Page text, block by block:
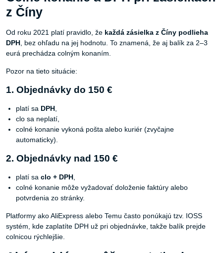
z Číny
Od roku 2021 platí pravidlo, že každá zásielka z Číny podlieha
DPH, bez ohľadu na jej hodnotu. To znamená, že aj balík za 2–3
eurá prechádza colným konaním.
Pozor na tieto situácie:
1. Objednávky do 150 €
platí sa DPH,
clo sa neplatí,
colné konanie vykoná pošta alebo kuriér (zvyčajne
automaticky).
2. Objednávky nad 150 €
platí sa clo + DPH,
colné konanie môže vyžadovať doloženie faktúry alebo
potvrdenia zo stránky.
Platformy ako AliExpress alebo Temu často ponúkajú tzv. IOSS
systém, kde zaplatíte DPH už pri objednávke, takže balík prejde
colnicou rýchlejšie.